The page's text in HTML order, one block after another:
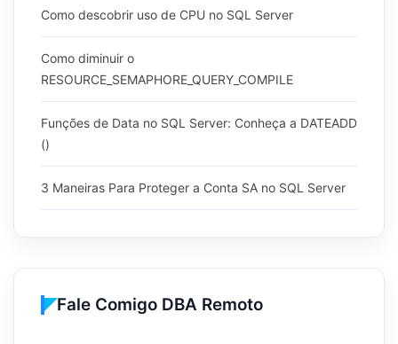
Como descobrir uso de CPU no SQL Server
Como diminuir o
RESOURCE_SEMAPHORE_QUERY_COMPILE
Funções de Data no SQL Server: Conheça a DATEADD
()
3 Maneiras Para Proteger a Conta SA no SQL Server
Fale Comigo DBA Remoto